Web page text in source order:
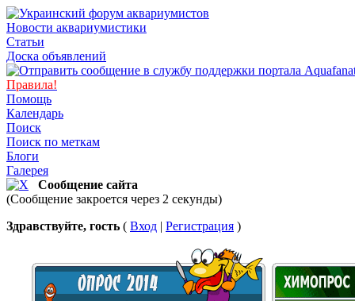
Новости аквариумистики
Статьи
Доска объявлений
Правила!
Помощь
Календарь
Поиск
Поиск по меткам
Блоги
Галерея
Сообщение сайта
(Сообщение закроется через 2 секунды)
Здравствуйте, гость ( Вход | Регистрация )